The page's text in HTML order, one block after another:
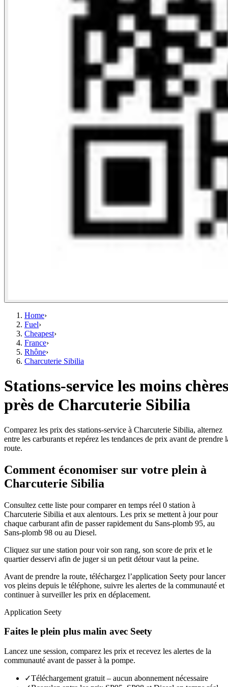
Home›
Fuel›
Cheapest›
France›
Rhône›
Charcuterie Sibilia
Stations-service les moins chères
près de Charcuterie Sibilia
Comparez les prix des stations-service à Charcuterie Sibilia, alternez
entre les carburants et repérez les tendances de prix avant de prendre
route.
Comment économiser sur votre plein à
Charcuterie Sibilia
Consultez cette liste pour comparer en temps réel 0 station à
Charcuterie Sibilia et aux alentours. Les prix se mettent à jour pour
chaque carburant afin de passer rapidement du Sans-plomb 95, au
Sans-plomb 98 ou au Diesel.
Cliquez sur une station pour voir son rang, son score de prix et le
quartier desservi afin de juger si un petit détour vaut la peine.
Avant de prendre la route, téléchargez l’application Seety pour lancer
vos pleins depuis le téléphone, suivre les alertes de la communauté et
continuer à surveiller les prix en déplacement.
Application Seety
Faites le plein plus malin avec Seety
Lancez une session, comparez les prix et recevez les alertes de la
communauté avant de passer à la pompe.
✓Téléchargement gratuit – aucun abonnement nécessaire